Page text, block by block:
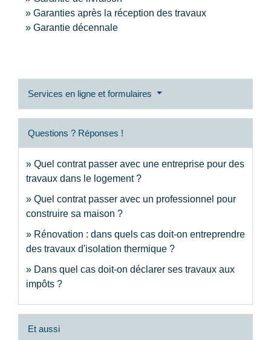
Garanties après la réception des travaux
Garantie décennale
Services en ligne et formulaires
Questions ? Réponses !
Quel contrat passer avec une entreprise pour des
travaux dans le logement ?
Quel contrat passer avec un professionnel pour
construire sa maison ?
Rénovation : dans quels cas doit-on entreprendre
des travaux d'isolation thermique ?
Dans quel cas doit-on déclarer ses travaux aux
impôts ?
Et aussi